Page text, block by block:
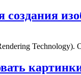
создания